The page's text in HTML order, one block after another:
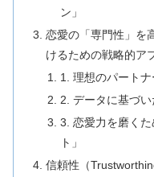
ン」
恋愛の「専門性」を
けるための戦略的ア
1. 理想のパート
2. データに基づい
3. 恋愛力を磨く
ト」
信頼性（